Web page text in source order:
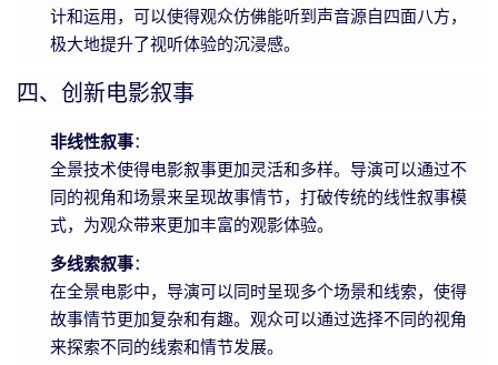
计和运用，可以使得观众仿佛能听到声音源自四面八方，
极大地提升了视听体验的沉浸感。
四、创新电影叙事
非线性叙事：
全景技术使得电影叙事更加灵活和多样。导演可以通过不
同的视角和场景来呈现故事情节，打破传统的线性叙事模
式，为观众带来更加丰富的观影体验。
多线索叙事：
在全景电影中，导演可以同时呈现多个场景和线索，使得
故事情节更加复杂和有趣。观众可以通过选择不同的视角
来探索不同的线索和情节发展。